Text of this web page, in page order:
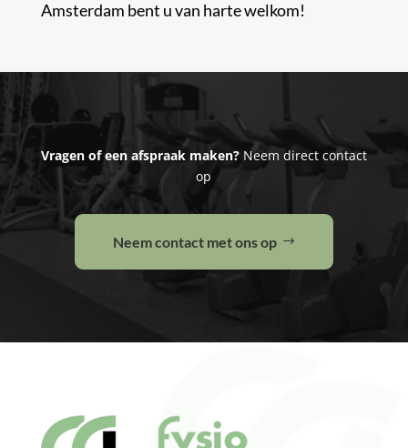
Amsterdam bent u van harte welkom!
Vragen of een afspraak maken?Neem direct contact
op
Neem contact met ons op